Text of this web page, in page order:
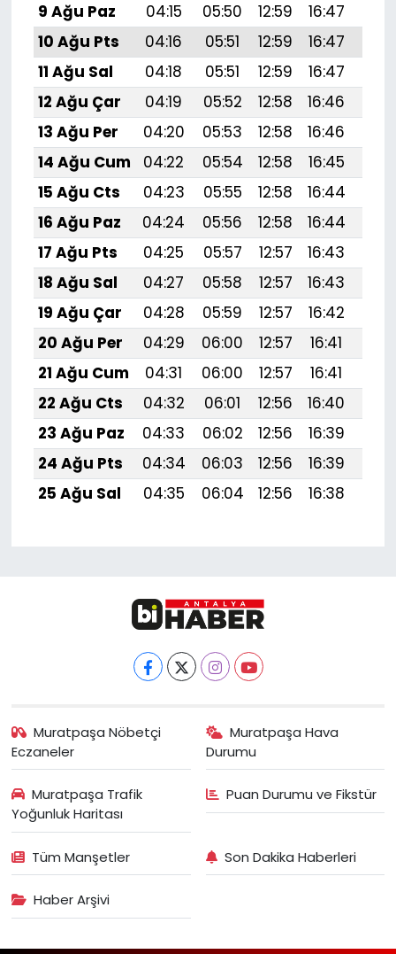
9 Ağu Paz
04:15 05:50 12:59 16:47
10 Ağu Pts
04:16 05:51 12:59 16:47
11 Ağu Sal
04:18 05:51 12:59 16:47
12 Ağu Çar
04:19 05:52 12:58 16:46
13 Ağu Per
04:20 05:53 12:58 16:46
14 Ağu Cum
04:22 05:54 12:58 16:45
15 Ağu Cts
04:23 05:55 12:58 16:44
16 Ağu Paz
04:24 05:56 12:58 16:44
17 Ağu Pts
04:25 05:57 12:57 16:43
18 Ağu Sal
04:27 05:58 12:57 16:43
19 Ağu Çar
04:28 05:59 12:57 16:42
20 Ağu Per
04:29 06:00 12:57 16:41
21 Ağu Cum
04:31 06:00 12:57 16:41
22 Ağu Cts
04:32 06:01 12:56 16:40
23 Ağu Paz
04:33 06:02 12:56 16:39
24 Ağu Pts
04:34 06:03 12:56 16:39
25 Ağu Sal
04:35 06:04 12:56 16:38
Muratpaşa Nöbetçi
Eczaneler
Muratpaşa Hava
Durumu
Muratpaşa Trafik
Yoğunluk Haritası
Puan Durumu ve Fikstür
Tüm Manşetler Son Dakika Haberleri
Haber Arşivi